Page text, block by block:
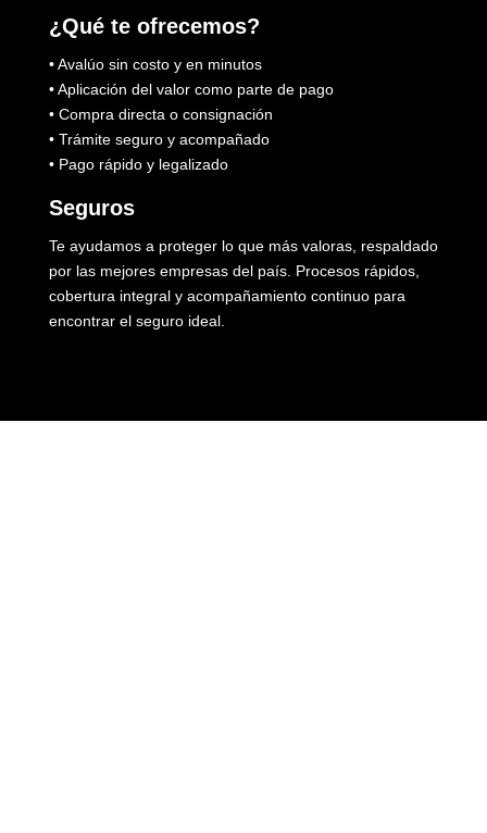
¿Qué te ofrecemos?
• Avalúo sin costo y en minutos
• Aplicación del valor como parte de pago
• Compra directa o consignación
• Trámite seguro y acompañado
• Pago rápido y legalizado
Seguros
Te ayudamos a proteger lo que más valoras, respaldado
por las mejores empresas del país. Procesos rápidos,
cobertura integral y acompañamiento continuo para
encontrar el seguro ideal.